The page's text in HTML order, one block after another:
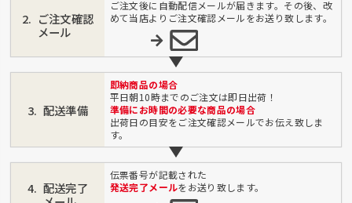
ご注文確認
メール
ご注文後に自動配信メールが届きます。その後、改
めて当店よりご注文確認メールをお送り致します。
配送準備
即納商品の場合
平日朝10時までのご注文は即日出荷！
準備にお時間の必要な商品の場合
出荷日の目安をご注文確認メールでお伝え致しま
す。
配送完了
伝票番号が記載された
発送完了メールをお送り致します。